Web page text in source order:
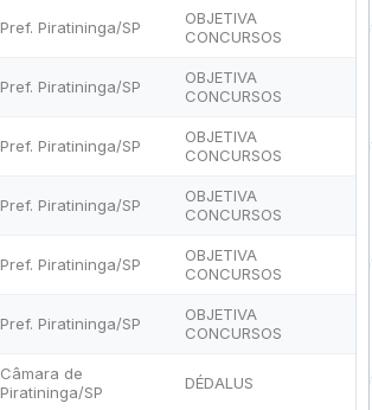
Pref. Piratininga/SP
OBJETIVA
CONCURSOS
Pref. Piratininga/SP
OBJETIVA
CONCURSOS
Pref. Piratininga/SP
OBJETIVA
CONCURSOS
Pref. Piratininga/SP
OBJETIVA
CONCURSOS
Pref. Piratininga/SP
OBJETIVA
CONCURSOS
Pref. Piratininga/SP
OBJETIVA
CONCURSOS
Câmara de
Piratininga/SP
DÉDALUS